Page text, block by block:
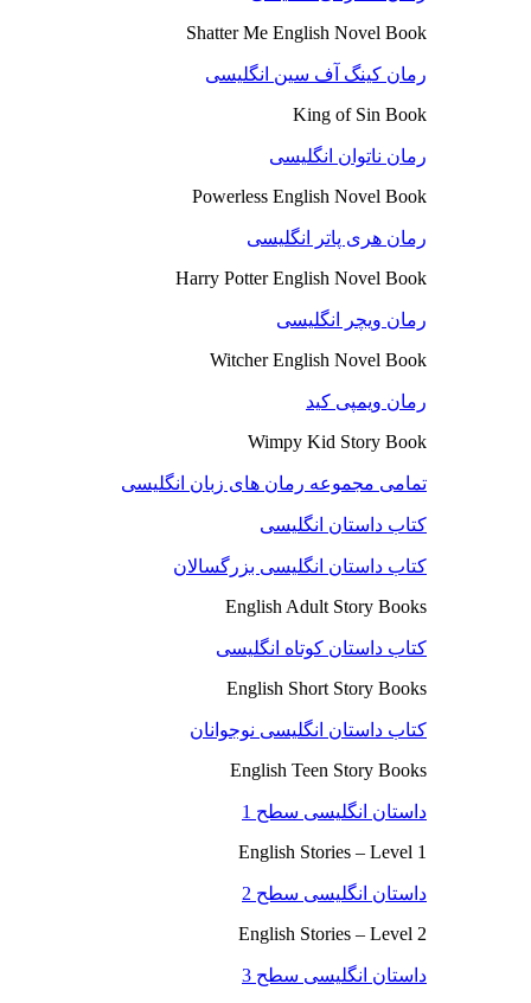
Shatter Me English Novel Book
رمان کینگ آف سین انگلیسی
King of Sin Book
رمان ناتوان انگلیسی
Powerless English Novel Book
رمان هری پاتر انگلیسی
Harry Potter English Novel Book
رمان ویچر انگلیسی
Witcher English Novel Book
رمان ویمپی کید
Wimpy Kid Story Book
تمامی مجموعه رمان های زبان انگلیسی
کتاب داستان انگلیسی
کتاب داستان انگلیسی بزرگسالان
English Adult Story Books
کتاب داستان کوتاه انگلیسی
English Short Story Books
کتاب داستان انگلیسی نوجوانان
English Teen Story Books
داستان انگلیسی سطح 1
English Stories – Level 1
داستان انگلیسی سطح 2
English Stories – Level 2
داستان انگلیسی سطح 3